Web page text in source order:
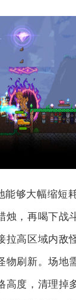
能够大幅缩短
烛，再喝下战
拉高区域内敌
物刷新。场地
高度，清理掉